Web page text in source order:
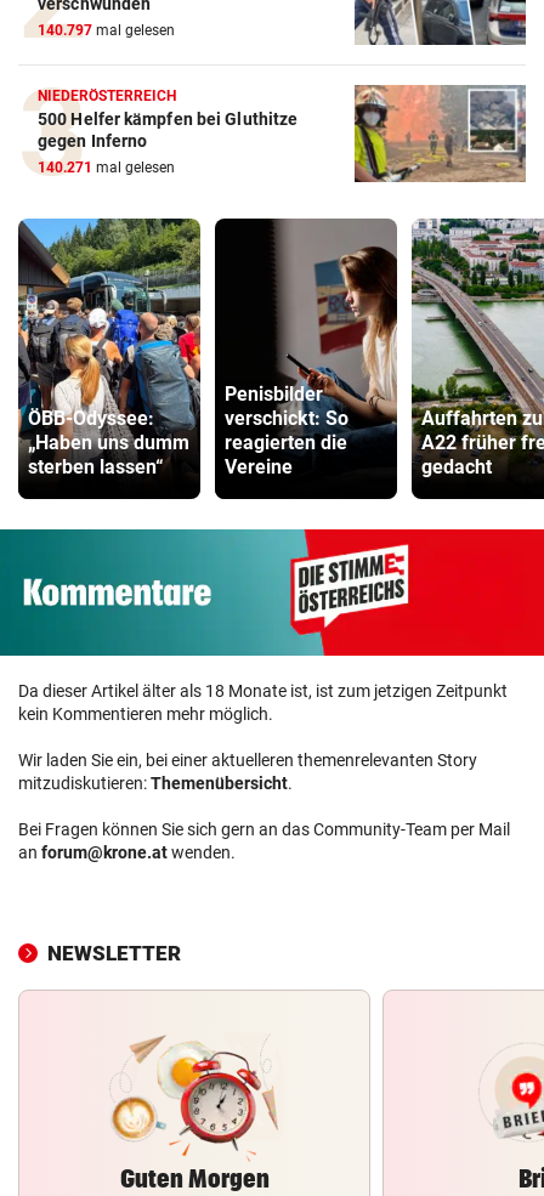
verschwunden
140.797 mal gelesen
NIEDERÖSTERREICH
500 Helfer kämpfen bei Gluthitze
gegen Inferno
140.271 mal gelesen
ÖBB-Odyssee:
„Haben uns dumm
sterben lassen“
Penisbilder
verschickt: So
reagierten die
Vereine
Auffahrten
A22 früher
gedacht
Da dieser Artikel älter als 18 Monate ist, ist zum jetzigen Zeitpunkt
kein Kommentieren mehr möglich.
Wir laden Sie ein, bei einer aktuelleren themenrelevanten Story
mitzudiskutieren:Themenübersicht.
Bei Fragen können Sie sich gern an das Community-Team per Mail
an forum@krone.atwenden.
NEWSLETTER
Guten Morgen